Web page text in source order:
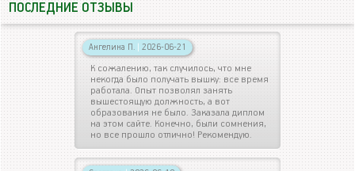
ПОСЛЕДНИЕ ОТЗЫВЫ
Ангелина П. | 2026-06-21
К сожалению, так случилось, что мне
некогда было получать вышку: все время
работала. Опыт позволял занять
вышестоящую должность, а вот
образования не было. Заказала диплом
на этом сайте. Конечно, были сомнения,
но все прошло отлично! Рекомендую.